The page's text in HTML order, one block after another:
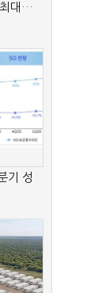
최대…
기 성